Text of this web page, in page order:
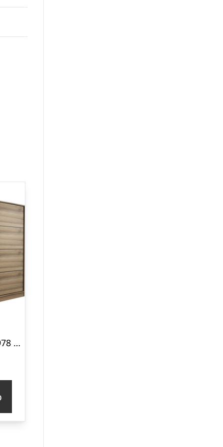
FUNZI LIVING 3978 garderobeskab, spejl, 2 skydelåger, 2 bøjlestænger, 2 skuffer – natur melamin